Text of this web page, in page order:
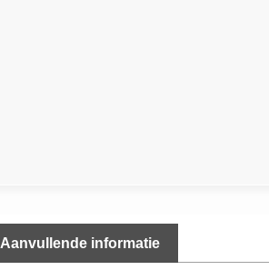
Aanvullende informatie